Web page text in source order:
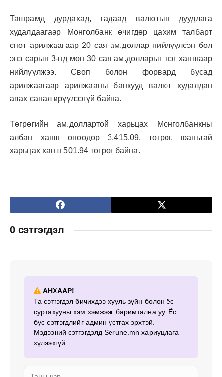
Ташрамд дурдахад, гадаад валютын дуудлага
худалдаагаар Монголбанк өчигдөр цахим талбарт
спот арилжаагаар 20 сая ам.доллар нийлүүлсэн бол
энэ сарын 3-нд мөн 30 сая ам.долларыг нэг ханшаар
нийлүүлжээ. Своп болон форвард бусад
арилжаагаар арилжааны банкууд валют худалдан
авах санал ирүүлээгүй байна.
Төгрөгийн ам.доллартой харьцах Монголбанкны
албан ханш өнөөдөр 3,415.09, төгрөг, юаньтай
харьцах ханш 501.94 төгрөг байна.
0 сэтгэгдэл
АНХААР!
Та сэтгэгдэл бичихдээ хууль зүйн болон ёс
суртахууны хэм хэмжээг баримтална уу. Ёс
бус сэтгэгдлийг админ устгах эрхтэй.
Мэдээний сэтгэгдэлд Serune.mn хариуцлага
хүлээхгүй.